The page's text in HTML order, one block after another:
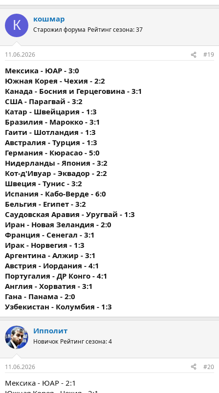
К кошмар
Старожил форума Рейтинг сезона: 37
11.06.2026 #19
Мексика - ЮАР - 3:0
Южная Корея - Чехия - 2:2
Канада - Босния и Герцеговина - 3:1
США - Парагвай - 3:2
Катар - Швейцария - 1:3
Бразилия - Марокко - 3:1
Гаити - Шотландия - 1:3
Австралия - Турция - 1:3
Германия - Кюрасао - 5:0
Нидерланды - Япония - 3:2
Кот-д'Ивуар - Эквадор - 2:2
Швеция - Тунис - 3:2
Испания - Кабо-Верде - 6:0
Бельгия - Египет - 3:2
Саудовская Аравия - Уругвай - 1:3
Иран - Новая Зеландия - 2:0
Франция - Сенегал - 3:1
Ирак - Норвегия - 1:3
Аргентина - Алжир - 3:1
Австрия - Иордания - 4:1
Португалия - ДР Конго - 4:1
Англия - Хорватия - 3:1
Гана - Панама - 2:0
Узбекистан - Колумбия - 1:3
Ипполит
Новичок Рейтинг сезона: 4
11.06.2026 #20
Мексика - ЮАР - 2:1